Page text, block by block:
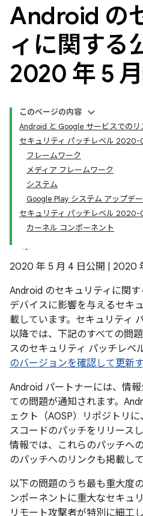
Android の
ィに関する
2020 年 5 月
このページの内容
Android と Google サービスでのリ
セキュリティ パッチレベル
フレームワーク
メディア フレームワーク
システム
Google Play システム アップデ
セキュリティ パッチレベル
カーネル コンポーネント
2020 年 5 月 4 日公開 | 2020
Android のセキュリティに関
デバイスに影響を与えるセキ
載しています。セキュリティ
以降では、下記のすべての問
スのセキュリティ パッチレベ
のバージョンを確認して更新
Android パートナーには、情
ての問題が通知されます。
ェクト（AOSP）リポジトリ
スコードのパッチをリリース
情報では、これらのパッチへ
のパッチへのリンクも掲載して
以下の問題のうち最も重大度
ンポーネントに重大なセキュ
リモート攻撃者が特別に細工